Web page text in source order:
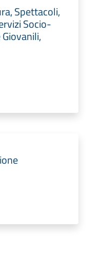
Spettacoli,
Socio-